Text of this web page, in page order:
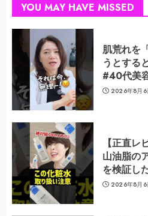
YOU MAY HAVE MISSED
肌荒れを
うとする
#40代美
2026年8月6
【正直
山油脂の
を検証し
2026年8月6